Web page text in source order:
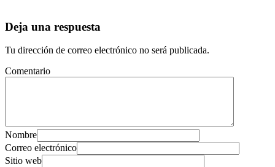
Deja una respuesta
Tu dirección de correo electrónico no será publicada.
Comentario
Nombre
Correo electrónico
Sitio web